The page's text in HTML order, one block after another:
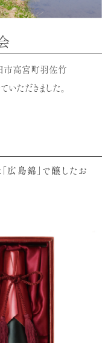
高宮町羽佐竹
ただきました。
広島錦」で醸したお